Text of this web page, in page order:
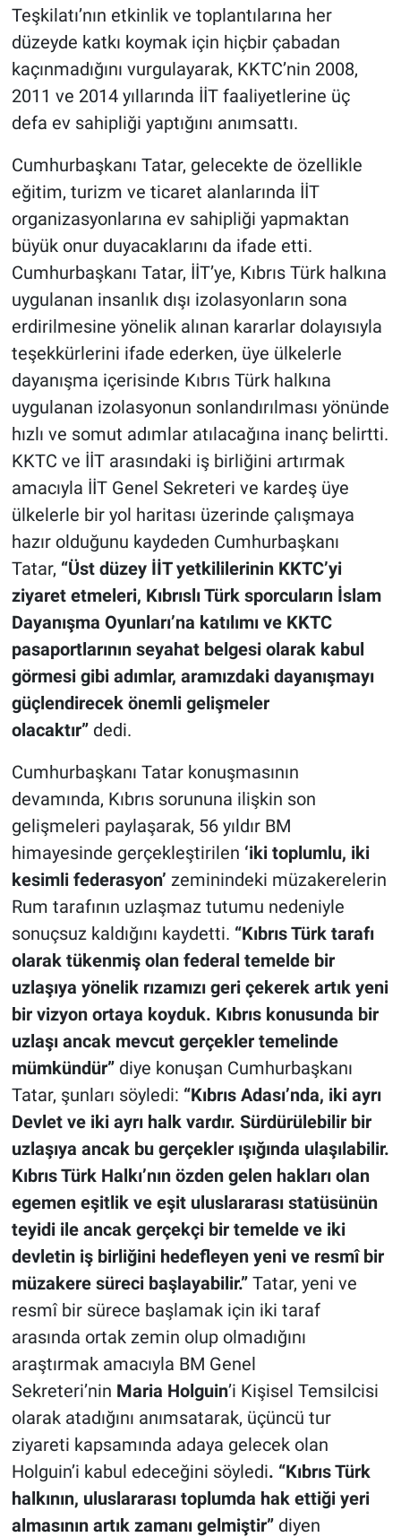
Teşkilatı’nın etkinlik ve toplantılarına her
düzeyde katkı koymak için hiçbir çabadan
kaçınmadığını vurgulayarak, KKTC’nin 2008,
2011 ve 2014 yıllarında İİT faaliyetlerine üç
defa ev sahipliği yaptığını anımsattı.
Cumhurbaşkanı Tatar, gelecekte de özellikle
eğitim, turizm ve ticaret alanlarında İİT
organizasyonlarına ev sahipliği yapmaktan
büyük onur duyacaklarını da ifade etti.
Cumhurbaşkanı Tatar, İİT’ye, Kıbrıs Türk halkına
uygulanan insanlık dışı izolasyonların sona
erdirilmesine yönelik alınan kararlar dolayısıyla
teşekkürlerini ifade ederken, üye ülkelerle
dayanışma içerisinde Kıbrıs Türk halkına
uygulanan izolasyonun sonlandırılması yönünde
hızlı ve somut adımlar atılacağına inanç belirtti.
KKTC ve İİT arasındaki iş birliğini artırmak
amacıyla İİT Genel Sekreteri ve kardeş üye
ülkelerle bir yol haritası üzerinde çalışmaya
hazır olduğunu kaydeden Cumhurbaşkanı
Tatar, “Üst düzey İİT yetkililerinin KKTC’yi
ziyaret etmeleri, Kıbrıslı Türk sporcuların İslam
Dayanışma Oyunları’na katılımı ve KKTC
pasaportlarının seyahat belgesi olarak kabul
görmesi gibi adımlar, aramızdaki dayanışmayı
güçlendirecek önemli gelişmeler
olacaktır”dedi.
Cumhurbaşkanı Tatar konuşmasının
devamında, Kıbrıs sorununa ilişkin son
gelişmeleri paylaşarak, 56 yıldır BM
himayesinde gerçekleştirilen ‘iki toplumlu, iki
kesimli federasyon’ zeminindeki müzakerelerin
Rum tarafının uzlaşmaz tutumu nedeniyle
sonuçsuz kaldığını kaydetti. “Kıbrıs Türk tarafı
olarak tükenmiş olan federal temelde bir
uzlaşıya yönelik rızamızı geri çekerek artık yeni
bir vizyon ortaya koyduk. Kıbrıs konusunda bir
uzlaşı ancak mevcut gerçekler temelinde
mümkündür”diye konuşan Cumhurbaşkanı
Tatar, şunları söyledi: “Kıbrıs Adası’nda, iki ayrı
Devlet ve iki ayrı halk vardır. Sürdürülebilir bir
uzlaşıya ancak bu gerçekler ışığında ulaşılabilir.
Kıbrıs Türk Halkı’nın özden gelen hakları olan
egemen eşitlik ve eşit uluslararası statüsünün
teyidi ile ancak gerçekçi bir temelde ve iki
devletin iş birliğini hedefleyen yeni ve resmî bir
müzakere süreci başlayabilir.”Tatar, yeni ve
resmî bir sürece başlamak için iki taraf
arasında ortak zemin olup olmadığını
araştırmak amacıyla BM Genel
Sekreteri’nin Maria Holguin’i Kişisel Temsilcisi
olarak atadığını anımsatarak, üçüncü tur
ziyareti kapsamında adaya gelecek olan
Holguin’i kabul edeceğini söyledi. “Kıbrıs Türk
halkının, uluslararası toplumda hak ettiği yeri
almasının artık zamanı gelmiştir”diyen